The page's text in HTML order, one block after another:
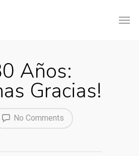
Años:
Gracias!
No Comments